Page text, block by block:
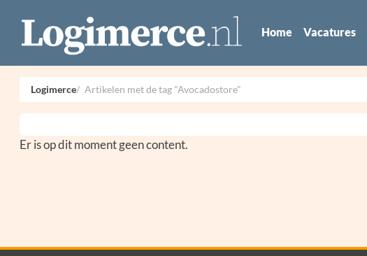
Home Vacatures
Logimerce Artikelen met de tag "Avocadostore"
Er is op dit moment geen content.